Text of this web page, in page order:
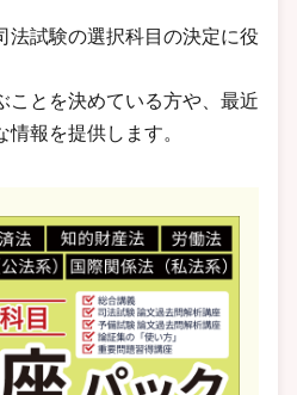
法試験の選択科目の決定に役
ことを決めている方や、最近
報を提供します。